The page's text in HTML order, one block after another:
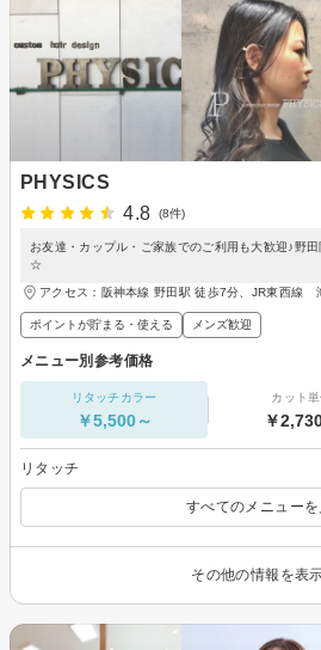
PHYSICS
4.8
(8件)
お友達・カップル・ご家族でのご利用も大歓迎♪野
☆
アクセス：阪神本線 野田駅 徒歩7分、JR東西線
ポイントが貯まる・使える メンズ歓迎
メニュー別参考価格
リタッチカラー
￥5,500～
カット単
￥
リタッチ
すべてのメニューを
その他の情報を表